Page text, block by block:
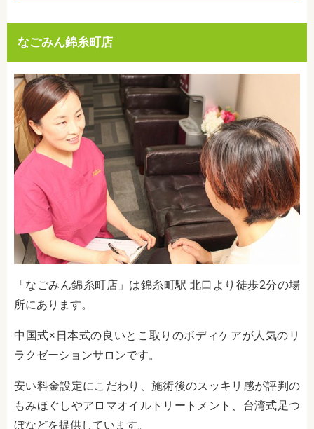
なごみん錦糸町店
「なごみん錦糸町店」は錦糸町駅 北口より徒歩2分の場
所にあります。
中国式×日本式の良いとこ取りのボディケアが人気のリ
ラクゼーションサロンです。
安い料金設定にこだわり、施術後のスッキリ感が評判の
もみほぐしやアロマオイルトリートメント、台湾式足つ
ぼなどを提供しています。